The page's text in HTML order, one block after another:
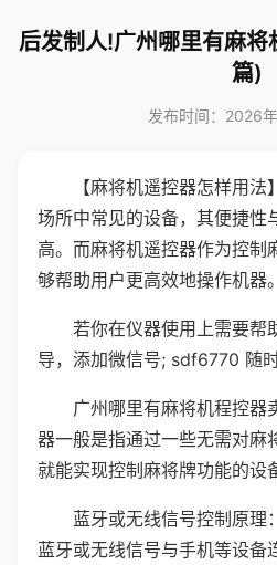
后发制人!广州哪里有麻
篇)
发布时间：2026
【麻将机遥控器怎样用
场所中常见的设备，其便捷性
高。而麻将机遥控器作为控制
够帮助用户更高效地操作机器。
若你在仪器使用上需要帮
导，添加微信号; sdf6770 随时
广州哪里有麻将机程控器
器一般是指通过一些无需对麻
就能实现控制麻将牌功能的设
蓝牙或无线信号控制原理
蓝牙或无线信号与手机等设备